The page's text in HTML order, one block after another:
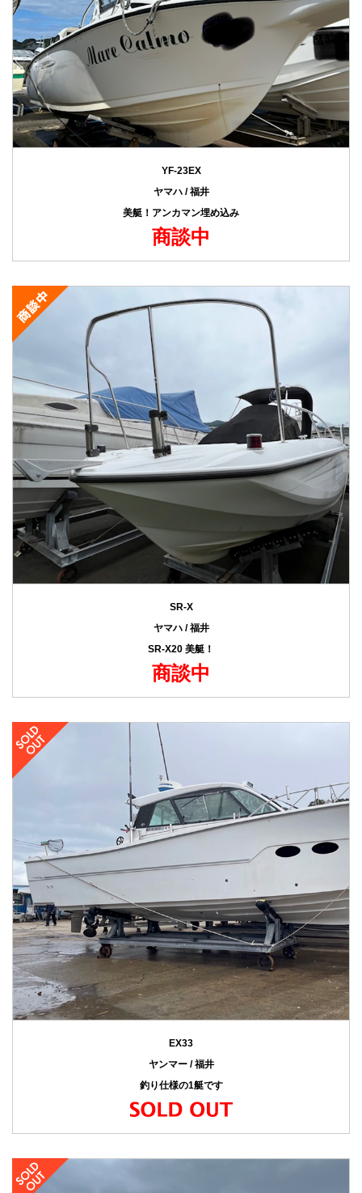
YF-23EX
ヤマハ / 福井
美艇！アンカマン埋め込み
商談中
SR-X
ヤマハ / 福井
SR-X20 美艇！
商談中
EX33
ヤンマー / 福井
釣り仕様の1艇です